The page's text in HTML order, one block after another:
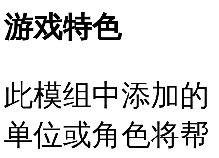
游戏特色
此模组中添加的
单位或角色将帮